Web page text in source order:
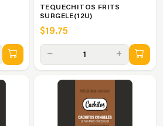
TEQUECHITOS FRITS
SURGELE(12U)
$19.75
− 1 +